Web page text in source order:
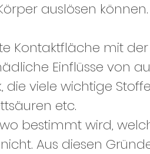
auslösen können.
Kontaktfläche mit der
Einflüsse von
die viele wichtige
etc.
bestimmt wird,
Aus diesen